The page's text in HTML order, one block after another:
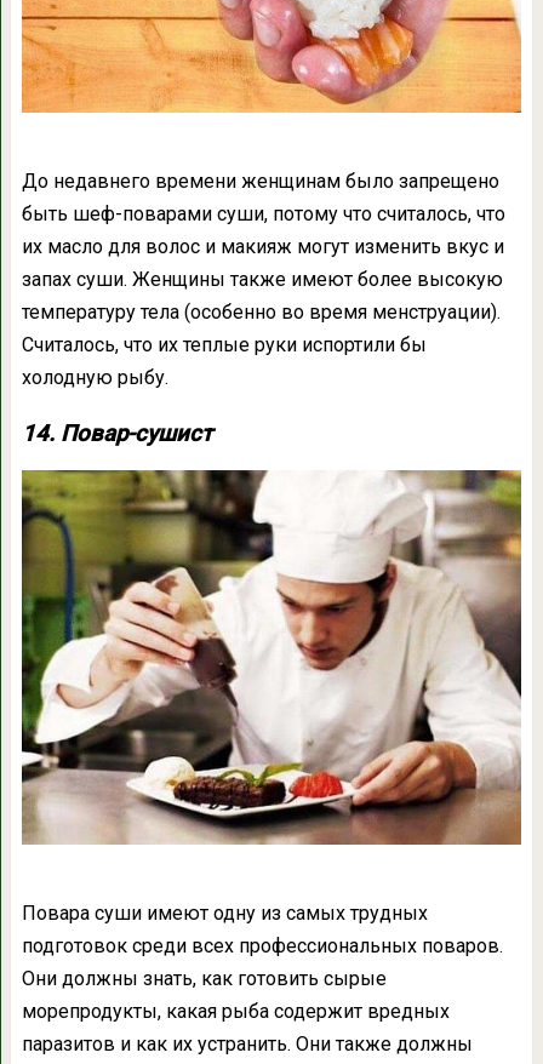
До недавнего времени женщинам было запрещено
быть шеф-поварами суши, потому что считалось, что
их масло для волос и макияж могут изменить вкус и
запах суши. Женщины также имеют более высокую
температуру тела (особенно во время менструации).
Считалось, что их теплые руки испортили бы
холодную рыбу.
14. Повар-сушист
Повара суши имеют одну из самых трудных
подготовок среди всех профессиональных поваров.
Они должны знать, как готовить сырые
морепродукты, какая рыба содержит вредных
паразитов и как их устранить. Они также должны